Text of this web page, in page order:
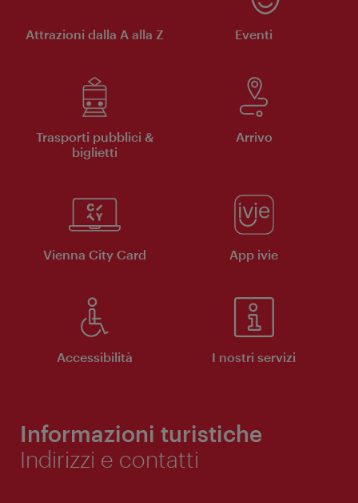
Attrazioni dalla A alla Z Eventi
Trasporti pubblici &
biglietti
Arrivo
Vienna City Card App ivie
Accessibilità I nostri servizi
Informazioni turistiche
Indirizzi e contatti